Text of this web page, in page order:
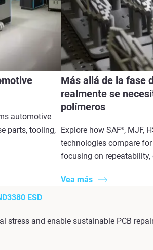
automotive
parts, tooling,
Más allá de la fase
realmente se
polímeros
Explore how SAF®, MJF,
technologies compare
focusing on
Vea más
ESD
stress and enable sustainable PCB